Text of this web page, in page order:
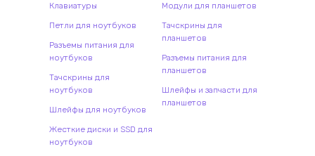
Клавиатуры
Петли для ноутбуков
Разъемы питания для
ноутбуков
Тачскрины для
ноутбуков
Шлейфы для ноутбуков
Жесткие диски и SSD для
ноутбуков
Модули для планшетов
Тачскрины для
планшетов
Разъемы питания для
планшетов
Шлейфы и запчасти для
планшетов